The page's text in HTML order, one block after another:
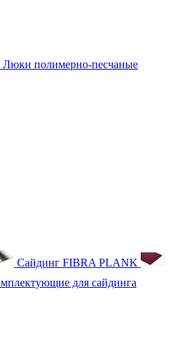
Люки полимерно-песчаные
Сайдинг FIBRA PLANK
для сайдинга